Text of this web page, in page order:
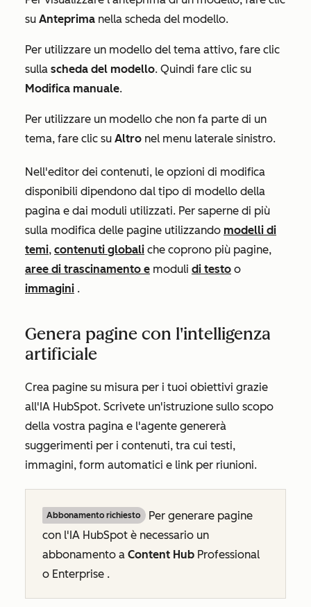
su Anteprima nella scheda del modello.
Per utilizzare un modello del tema attivo, fare clic
sulla scheda del modello. Quindi fare clic su
Modifica manuale.
Per utilizzare un modello che non fa parte di un
tema, fare clic su Altro nel menu laterale sinistro.
Nell'editor dei contenuti, le opzioni di modifica
disponibili dipendono dal tipo di modello della
pagina e dai moduli utilizzati. Per saperne di più
sulla modifica delle pagine utilizzando modelli di
temi, contenuti globali che coprono più pagine,
aree di trascinamento e moduli di testo o
immagini .
Genera pagine con l'intelligenza
artificiale
Crea pagine su misura per i tuoi obiettivi grazie
all'IA HubSpot. Scrivete un'istruzione sullo scopo
della vostra pagina e l'agente genererà
suggerimenti per i contenuti, tra cui testi,
immagini, form automatici e link per riunioni.
Abbonamento richiesto
Per generare pagine
con l'IA HubSpot è necessario un
abbonamento a Content Hub Professional
o Enterprise .